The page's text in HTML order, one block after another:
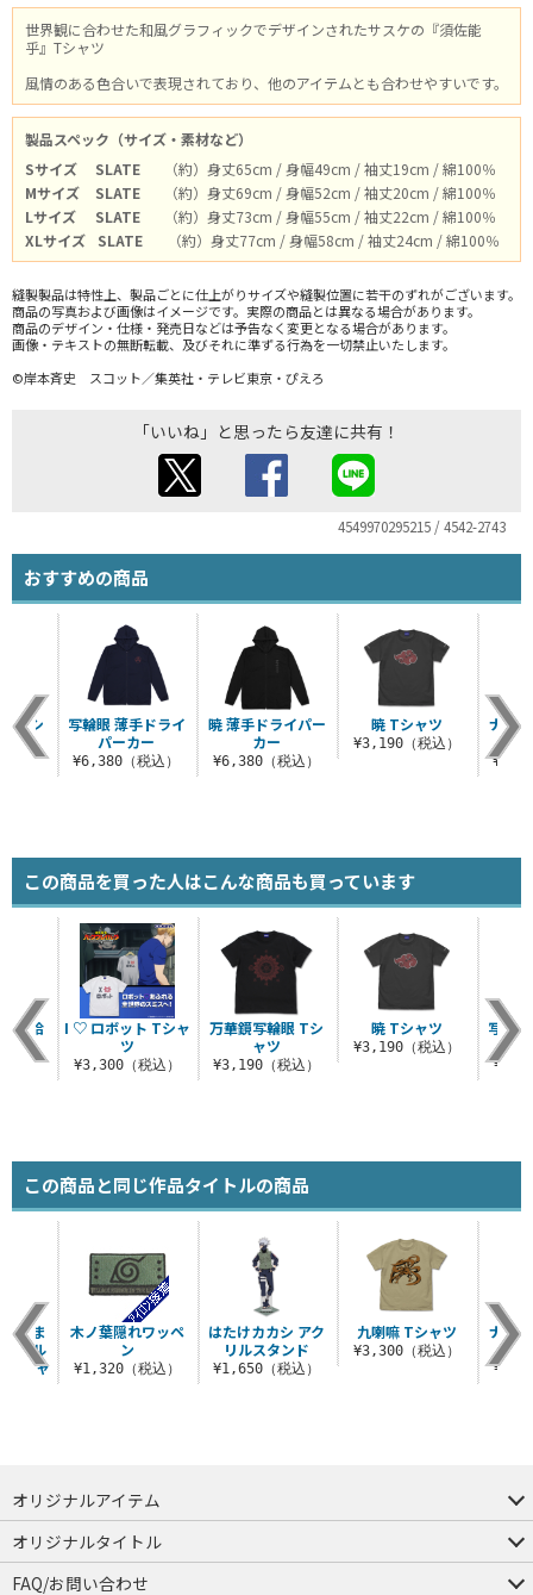
世界観に合わせた和風グラフィックでデザインされたサスケの『須佐能
乎』Tシャツ
風情のある色合いで表現されており、他のアイテムとも合わせやすいです。
製品スペック（サイズ・素材など）
Sサイズ
SLATE
（約）身丈65cm / 身幅49cm / 袖丈19cm / 綿100％
Mサイズ
SLATE
（約）身丈69cm / 身幅52cm / 袖丈20cm / 綿100％
Lサイズ
SLATE
（約）身丈73cm / 身幅55cm / 袖丈22cm / 綿100％
XLサイズ
SLATE （約）身丈77cm / 身幅58cm / 袖丈24cm / 綿100％
縫製製品は特性上、製品ごとに仕上がりサイズや縫製位置に若干のずれがございます。
商品の写真および画像はイメージです。実際の商品とは異なる場合があります。
商品のデザイン・仕様・発売日などは予告なく変更となる場合があります。
画像・テキストの無断転載、及びそれに準ずる行為を一切禁止いたします。
©岸本斉史 スコット／集英社・テレビ東京・ぴえろ
「いいね」と思ったら友達に共有！
4549970295215 / 4542-2743
おすすめの商品
暁 薄手ドライパー
カー
¥6,380（税込）
暁 Tシャツ
¥3,190（税込）
ナル
Tシ
込）
写輪眼 薄手ドライ
パーカー
¥6,380（税込）
この商品を買った人はこんな商品も買っています
万華鏡写輪眼 Tシ
ャツ
¥3,190（税込）
暁 Tシャツ
¥3,190（税込）
写輪
支給
ツ
込）
I ♡ ロボット Tシャ
ツ
¥3,300（税込）
この商品と同じ作品タイトルの商品
はたけカカシ アク
リルスタンド
¥1,650（税込）
九喇嘛 Tシャツ
¥3,300（税込）
ナル
ずま
フル
Tシャ
木ノ葉隠れワッペ
ン
¥1,320（税込）
オリジナルアイテム
つままれ
つかまれ
ピョコッテ
オリジナルタイトル
アイテムヤ
ミスカトニック大學購買部
FAQ/お問い合わせ